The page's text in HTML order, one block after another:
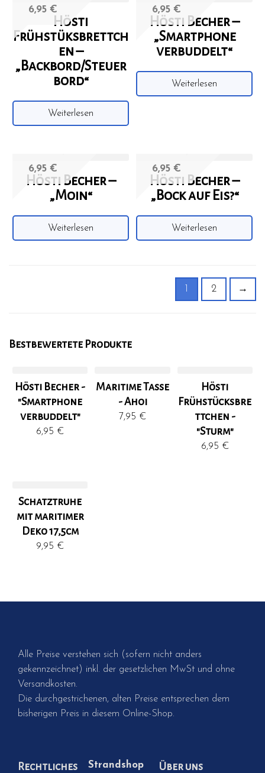
Hösti
Frühstüksbrettch
en –
„Backbord/Steuer
bord“
6,95 €
Weiterlesen
Hösti Becher –
„Smartphone
verbuddelt“
6,95 €
Weiterlesen
Hösti Becher –
„Moin“
6,95 €
Weiterlesen
Hösti Becher –
„Bock auf Eis?“
6,95 €
Weiterlesen
2 →
Bestbewertete Produkte
Hösti Becher -
"Smartphone
verbuddelt"
6,95 €
Maritime Tasse
- Ahoi
7,95 €
Hösti
Frühstücksbre
ttchen -
"Sturm"
6,95 €
Schatztruhe
mit maritimer
Deko 17,5cm
9,95 €
Alle Preise verstehen sich (sofern nicht anders
gekennzeichnet) inkl. der gesetzlichen MwSt und ohne
Versandkosten.
Die durchgestrichenen, alten Preise entsprechen dem
bisherigen Preis in diesem Online-Shop.
Rechtliches Strandshop Über uns